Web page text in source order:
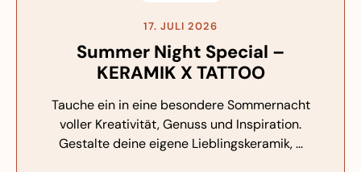
17. JULI 2026
Summer Night Special –
KERAMIK X TATTOO
Tauche ein in eine besondere Sommernacht
voller Kreativität, Genuss und Inspiration.
Gestalte deine eigene Lieblingskeramik, ...